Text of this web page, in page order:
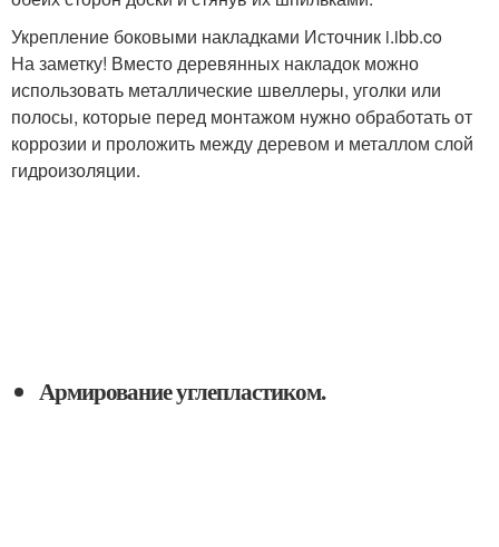
Укрепление боковыми накладками Источник i.ibb.co
На заметку! Вместо деревянных накладок можно
использовать металлические швеллеры, уголки или
полосы, которые перед монтажом нужно обработать от
коррозии и проложить между деревом и металлом слой
гидроизоляции.
Армирование углепластиком.